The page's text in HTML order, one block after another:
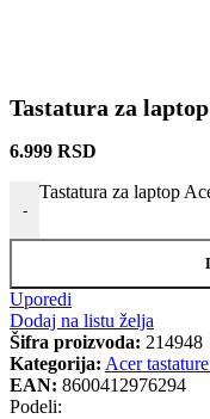
Tastatura za
6.999 RSD
-
Tastatura za laptop
Uporedi
Dodaj na listu želja
Šifra proizvoda: 214948
Kategorija: Acer
EAN: 8600412976294
Podeli: